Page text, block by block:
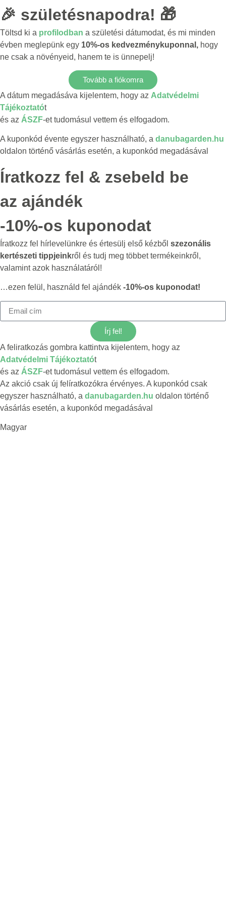
🎉 születésnapodra! 🎁
Töltsd ki a profilodban a születési dátumodat, és mi minden
évben meglepünk egy 10%-os kedvezménykuponnal, hogy
ne csak a növényeid, hanem te is ünnepelj!
Tovább a fiókomra
A dátum megadásáva kijelentem, hogy az Adatvédelmi
Tájékoztatót
és az ÁSZF-et tudomásul vettem és elfogadom.
A kuponkód évente egyszer használható, a danubagarden.hu
oldalon történő vásárlás esetén, a kuponkód megadásával
Íratkozz fel & zsebeld be
az ajándék
-10%-os kuponodat
Íratkozz fel hírlevelünkre és értesülj első kézből szezonális
kertészeti tippjeinkről és tudj meg többet termékeinkről,
valamint azok használatáról!
…ezen felül, használd fel ajándék -10%-os kuponodat!
Írj fel!
A feliratkozás gombra kattintva kijelentem, hogy az
Adatvédelmi Tájékoztatót
és az ÁSZF-et tudomásul vettem és elfogadom.
Az akció csak új felíratkozókra érvényes. A kuponkód csak
egyszer használható, a danubagarden.hu oldalon történő
vásárlás esetén, a kuponkód megadásával
Magyar